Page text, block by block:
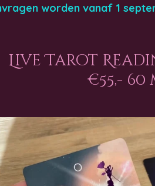
worden vanaf 1
Live Tarot
€55,- 60